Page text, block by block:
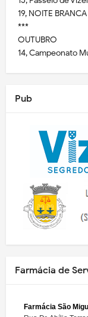
19, NOITE
***
OUTUBRO
14, Campeonato
Pub
Farmácia de